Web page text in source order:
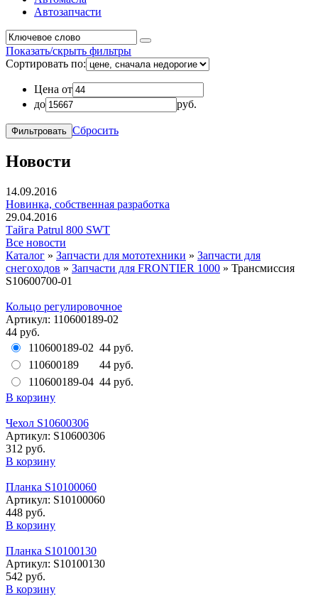
Автозапчасти
Показать/скрыть фильтры
Сортировать по:
Цена от
до
руб.
Сбросить
Новости
14.09.2016
Новинка, собственная разработка
29.04.2016
Тайга Patrul 800 SWT
Все новости
Каталог » Запчасти для мототехники » Запчасти для
снегоходов » Запчасти для FRONTIER 1000 » Трансмиссия
S10600700-01
Кольцо регулировочное
Артикул: 110600189-02
44 руб.
110600189-02 44 руб.
110600189
44 руб.
110600189-04 44 руб.
В корзину
Чехол S10600306
Артикул: S10600306
312 руб.
В корзину
Планка S10100060
Артикул: S10100060
448 руб.
В корзину
Планка S10100130
Артикул: S10100130
542 руб.
В корзину